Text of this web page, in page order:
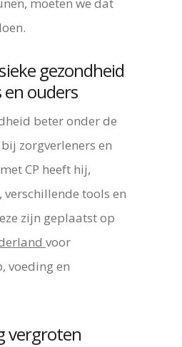
gezondheid
en ouders
beter onder de
zorgverleners en
CP heeft hij,
tools en
zijn geplaatst op
voor
voeding en
vergroten